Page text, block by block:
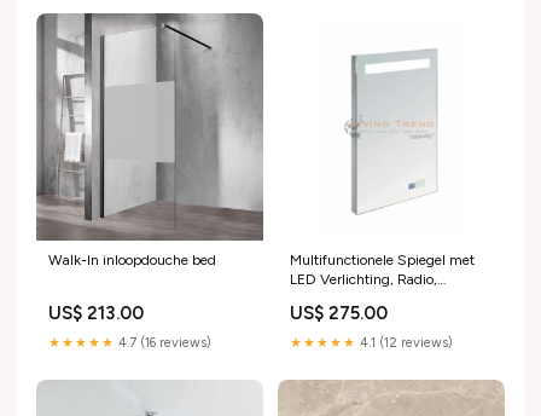
Walk-In inloopdouche bed
US$ 213.00
★★★★★ 4.7 (16 reviews)
Multifunctionele Spiegel met
LED Verlichting, Radio,
Spiegelverwarming - 60 van
Living Trend B.V. dateg
US$ 275.00
★★★★★ 4.1 (12 reviews)